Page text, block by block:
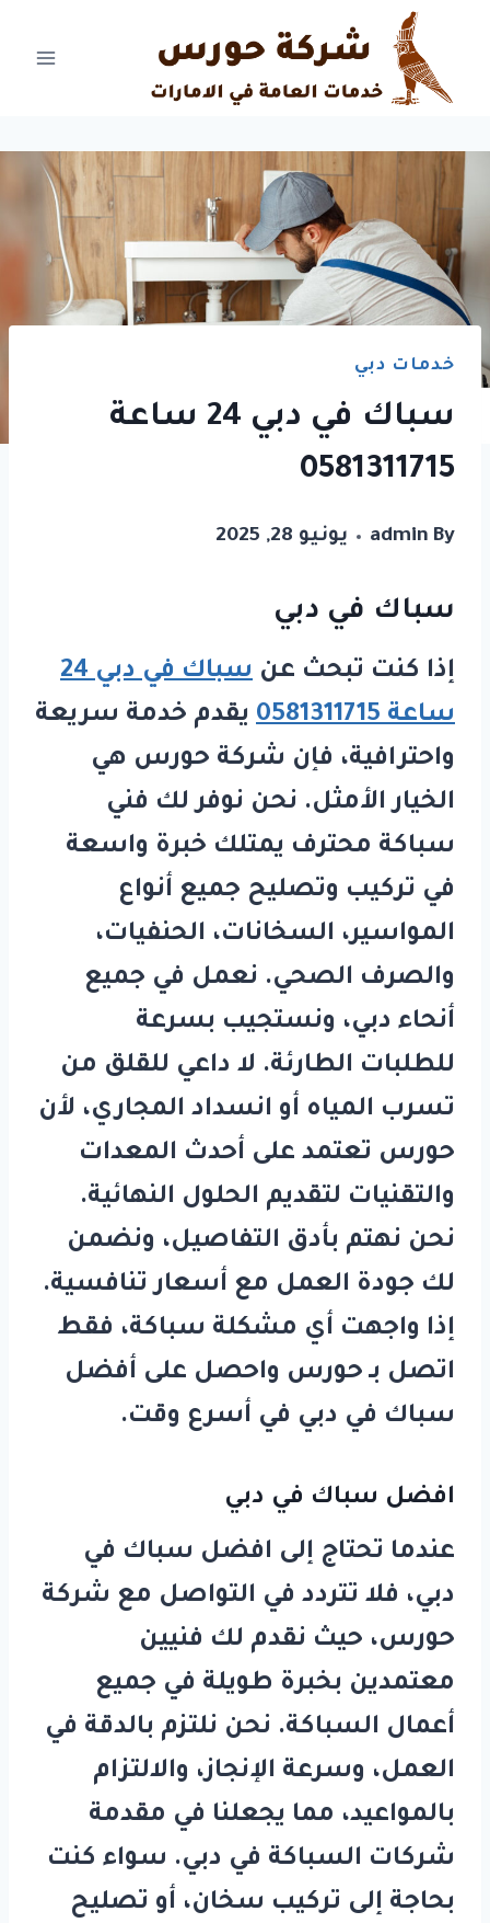
content
خدمات دبي
سباك في دبي 24 ساعة
0581311715
By
admin يونيو 28, 2025
سباك في دبي
إذا كنت تبحث عن
سباك في دبي 24
ساعة 0581311715
يقدم خدمة سريعة
واحترافية، فإن شركة حورس هي
الخيار الأمثل. نحن نوفر لك فني
سباكة محترف يمتلك خبرة واسعة
في تركيب وتصليح جميع أنواع
المواسير، السخانات، الحنفيات،
والصرف الصحي. نعمل في جميع
أنحاء دبي، ونستجيب بسرعة
للطلبات الطارئة. لا داعي للقلق من
تسرب المياه أو انسداد المجاري، لأن
حورس تعتمد على أحدث المعدات
والتقنيات لتقديم الحلول النهائية.
نحن نهتم بأدق التفاصيل، ونضمن
لك جودة العمل مع أسعار تنافسية.
إذا واجهت أي مشكلة سباكة، فقط
اتصل بـ حورس واحصل على أفضل
سباك في دبي في أسرع وقت.
افضل سباك في دبي
عندما تحتاج إلى افضل سباك في
دبي، فلا تتردد في التواصل مع شركة
حورس، حيث نقدم لك فنيين
معتمدين بخبرة طويلة في جميع
أعمال السباكة. نحن نلتزم بالدقة في
العمل، وسرعة الإنجاز، والالتزام
بالمواعيد، مما يجعلنا في مقدمة
شركات السباكة في دبي. سواء كنت
بحاجة إلى تركيب سخان، أو تصليح